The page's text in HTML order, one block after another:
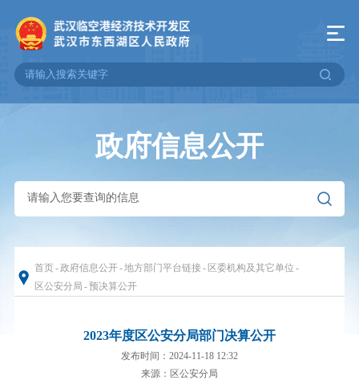
政府信息公开
首页-政府信息公开-地方部门平台链接- 区委机构及其它单位 -
区公安分局 -预决算公开
2023年度区公安分局部门决算公开
发布时间：2024-11-18 12:32
来源：区公安分局